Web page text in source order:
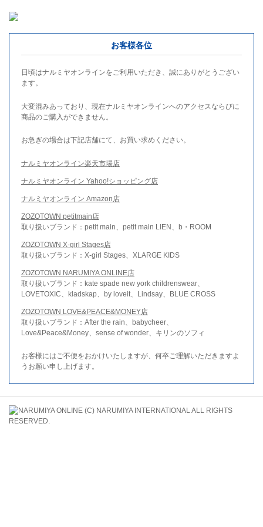
お客様各位
日頃はナルミヤオンラインをご利用いただき、誠にありがとうござい
ます。
大変混みあっており、現在ナルミヤオンラインへのアクセスならびに
商品のご購入ができません。
お急ぎの場合は下記店舗にて、お買い求めください。
ナルミヤオンライン楽天市場店
ナルミヤオンライン Yahoo!ショッピング店
ナルミヤオンライン Amazon店
ZOZOTOWN petitmain店
取り扱いブランド：petit main、petit main LIEN、b・ROOM
ZOZOTOWN X-girl Stages店
取り扱いブランド：X-girl Stages、XLARGE KIDS
ZOZOTOWN NARUMIYA ONLINE店
取り扱いブランド：kate spade new york childrenswear、
LOVETOXIC、kladskap、by loveit、Lindsay、BLUE CROSS
ZOZOTOWN LOVE&PEACE&MONEY店
取り扱いブランド：After the rain、babycheer、
Love&Peace&Money、sense of wonder、キリンのソフィ
お客様にはご不便をおかけいたしますが、何卒ご理解いただきますよ
うお願い申し上げます。